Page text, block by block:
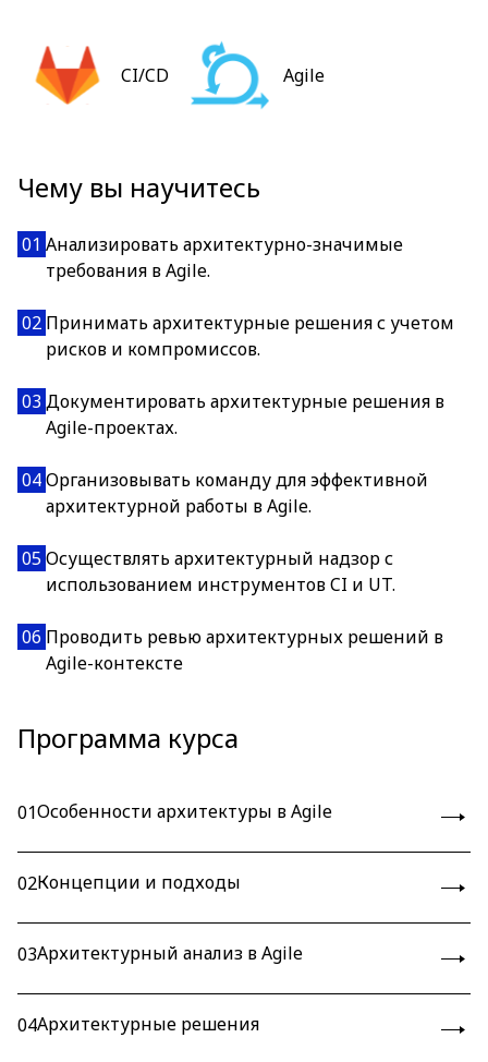
CI/CD Agile
Чему вы научитесь
01 Анализировать архитектурно-значимые
требования в Agile.
02 Принимать архитектурные решения с учетом
рисков и компромиссов.
03 Документировать архитектурные решения в
Agile-проектах.
04Организовывать команду для эффективной
архитектурной работы в Agile.
05Осуществлять архитектурный надзор с
использованием инструментов CI и UT.
06 Проводить ревью архитектурных решений в
Agile-контексте
Программа курса
01Особенности архитектуры в Agile
02Концепции и подходы
03Архитектурный анализ в Agile
04Архитектурные решения